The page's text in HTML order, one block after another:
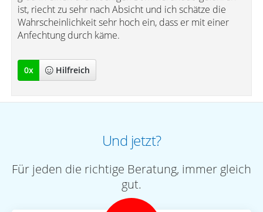
ist, riecht zu sehr nach Absicht und ich schätze die
Wahrscheinlichkeit sehr hoch ein, dass er mit einer
Anfechtung durch käme.
0x Hilfreich
Und jetzt?
Für jeden die richtige Beratung, immer gleich
gut.